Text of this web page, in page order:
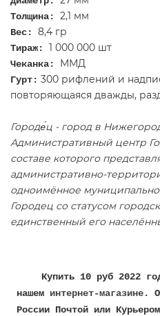
Толщина: 2,1 мм
Вес: 8,4 гр
Тираж: 1 000 000 шт
Чеканка: ММД
Гурт: 300 рифлений и
повторяющаяся дважды,
Городе́ц - город в
Административный центр
составе которого
административно-
одноимённое
Городец со статусом
единственный его
Купить 10 руб 2022
нашем интернет-магазине.
России Почтой или